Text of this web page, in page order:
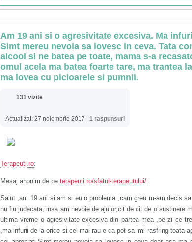
Am 19 ani si o agresivitate excesiva. Ma
Simt mereu nevoia sa lovesc in ceva. Tata
alcool si ne batea pe toate, mama s-a
omul acela ma batea foarte tare, ma trantea
ma lovea cu picioarele si pumnii.
131 vizite
Actualizat: 27 noiembrie 2017 1 raspunsuri
Terapeuti.ro:
Mesaj anonim de pe terapeuti.ro/sfatul-terapeutului/:
Salut ,am 19 ani si am si eu o problema ,cam greu m-am decis
nu fiu judecata, insa am nevoie de ajutor,cit de cit de o sustinere
ultima vreme o agresivitate excesiva din partea mea ,pe zi ce
,ma infurii de la orice si cel mai rau e ca pot sa imi rasfring toata